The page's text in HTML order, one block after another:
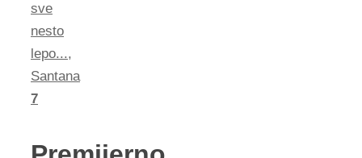
sve
nesto
lepo...,
Santana
7